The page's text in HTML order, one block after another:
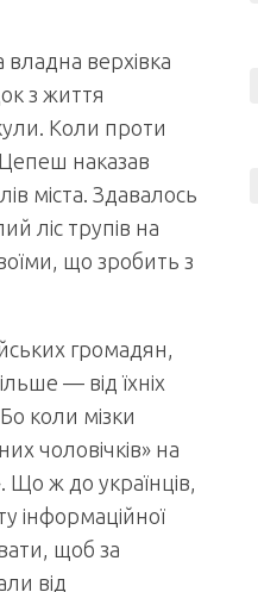
владна верхівка
з життя
Коли проти
наказав
міста. Здавалось
ліс трупів на
що зробить з
громадян,
— від їхніх
коли мізки
чоловічків» на
Що ж до українців,
інформаційної
щоб за
від